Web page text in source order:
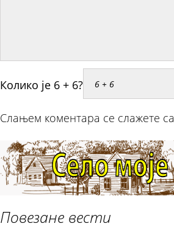
Колико је 6 + 6?
Слањем коментара се слажете са
Повезане вести